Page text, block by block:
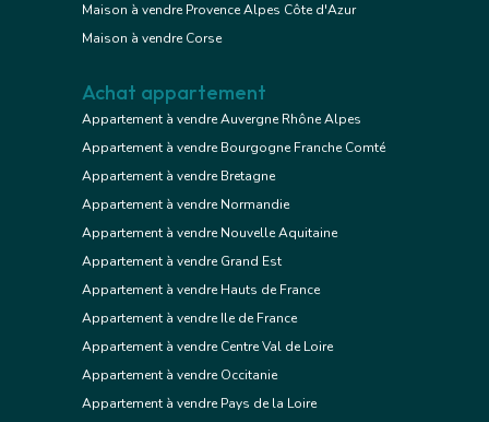
Maison à vendre Provence Alpes Côte d'Azur
Maison à vendre Corse
Achat appartement
Appartement à vendre Auvergne Rhône Alpes
Appartement à vendre Bourgogne Franche Comté
Appartement à vendre Bretagne
Appartement à vendre Normandie
Appartement à vendre Nouvelle Aquitaine
Appartement à vendre Grand Est
Appartement à vendre Hauts de France
Appartement à vendre Ile de France
Appartement à vendre Centre Val de Loire
Appartement à vendre Occitanie
Appartement à vendre Pays de la Loire